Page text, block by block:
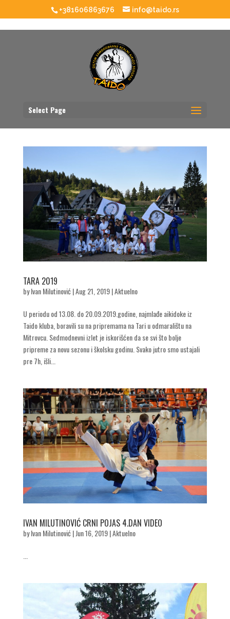
+381606863676 info@taido.rs
Select Page
TARA 2019
byIvan Milutinović|Aug 21, 2019|Aktuelno
U periodu od 13.08. do 20.09.2019.godine, najmlađe aikidoke iz
Taido kluba, boravili su na pripremama na Tari u odmaralištu na
Mitrovcu. Sedmodnevni izlet je iskorišćen da se svi što bolje
pripreme za novu sezonu i školsku godinu. Svako jutro smo ustajali
pre 7h, išli...
IVAN MILUTINOVIĆ CRNI POJAS 4.DAN VIDEO
byIvan Milutinović|Jun 16, 2019|Aktuelno